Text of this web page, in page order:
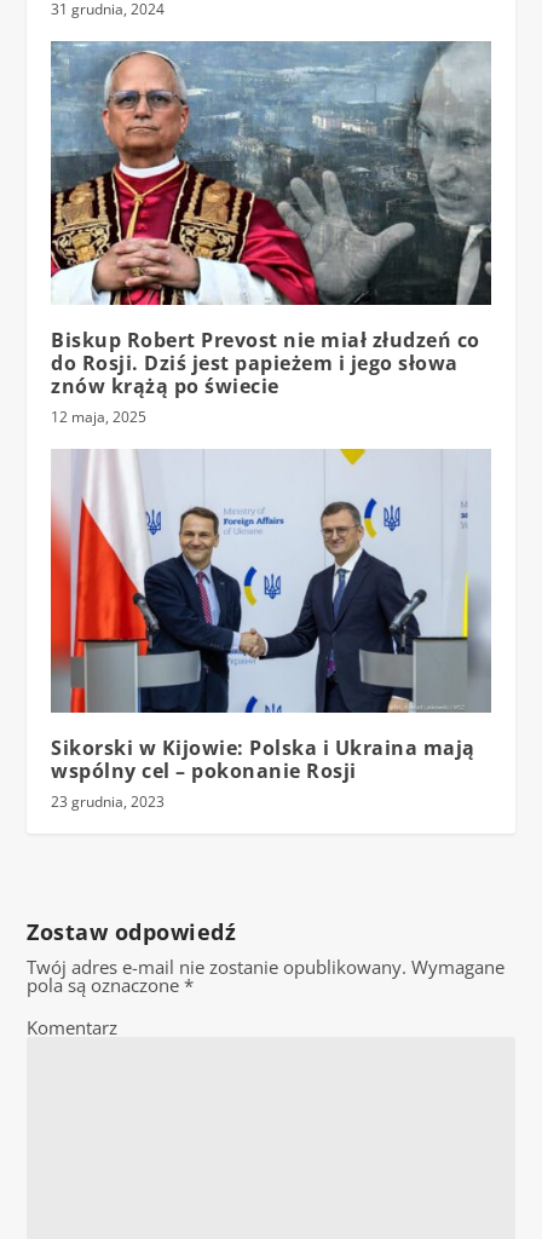
31 grudnia, 2024
Biskup Robert Prevost nie miał złudzeń co
do Rosji. Dziś jest papieżem i jego słowa
znów krążą po świecie
12 maja, 2025
Sikorski w Kijowie: Polska i Ukraina mają
wspólny cel – pokonanie Rosji
23 grudnia, 2023
Zostaw odpowiedź
Twój adres e-mail nie zostanie opublikowany. Wymagane
pola są oznaczone*
Komentarz